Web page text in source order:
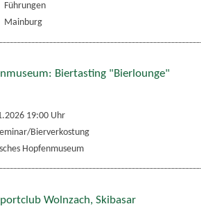
Führungen
Mainburg
Biertasting "Bierlounge"
19:00 Uhr
Bierverkostung
Hopfenmuseum
Wolnzach, Skibasar